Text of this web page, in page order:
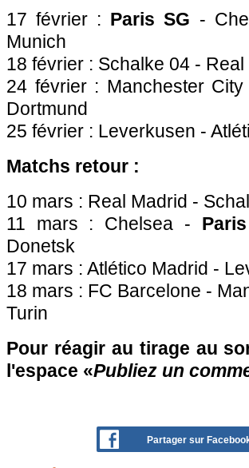
17 février : Paris SG -
Munich
18 février : Schalke 04 -
24 février : Manchester
Dortmund
25 février : Leverkusen -
Matchs retour :
10 mars : Real Madrid -
11 mars : Chelsea -
Donetsk
17 mars : Atlético Madrid -
18 mars : FC Barcelone -
Turin
Pour réagir au tirage au
l'espace «Publiez un
Partager sur